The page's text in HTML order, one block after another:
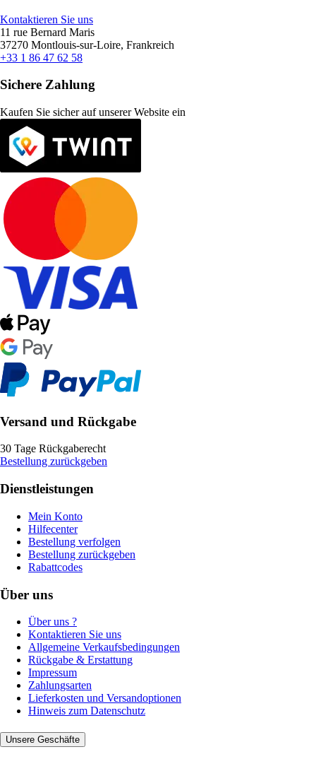
Kontaktieren Sie uns
11 rue Bernard Maris
37270 Montlouis-sur-Loire, Frankreich
+33 1 86 47 62 58
Sichere Zahlung
Kaufen Sie sicher auf unserer Website ein
Versand und Rückgabe
30 Tage Rückgaberecht
Bestellung zurückgeben
Dienstleistungen
Mein Konto
Hilfecenter
Bestellung verfolgen
Bestellung zurückgeben
Rabattcodes
Über uns
Über uns ?
Kontaktieren Sie uns
Allgemeine Verkaufsbedingungen
Rückgabe & Erstattung
Impressum
Zahlungsarten
Lieferkosten und Versandoptionen
Hinweis zum Datenschutz
Unsere Geschäfte